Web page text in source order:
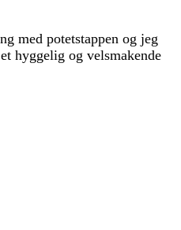
med potetstappen og jeg
hyggelig og velsmakende